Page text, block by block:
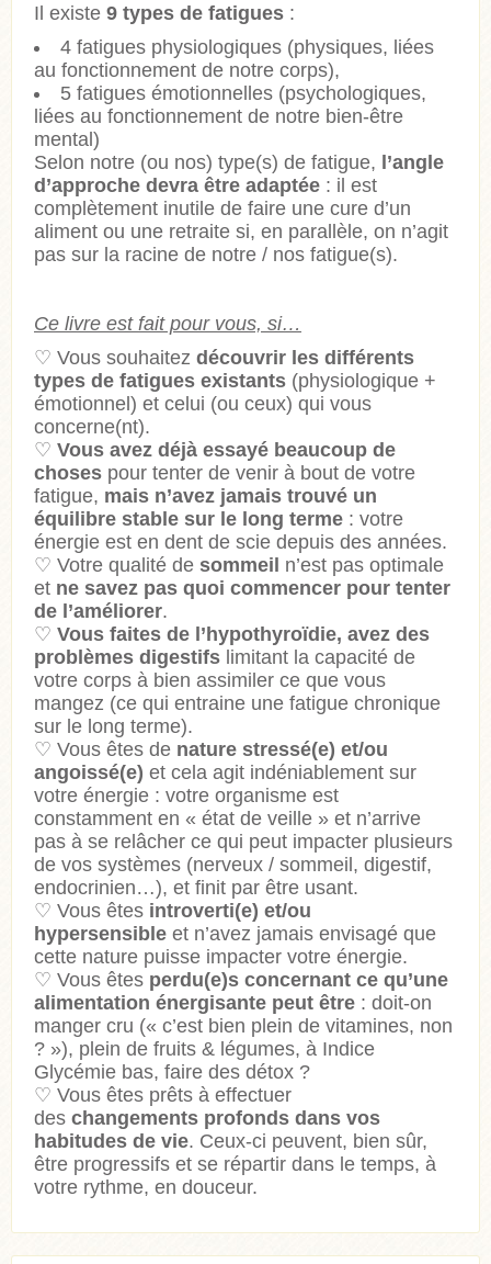
Il existe 9 types de fatigues :
4 fatigues physiologiques (physiques, liées
au fonctionnement de notre corps),
5 fatigues émotionnelles (psychologiques,
liées au fonctionnement de notre bien-être
mental)
Selon notre (ou nos) type(s) de fatigue, l’angle
d’approche devra être adaptée : il est
complètement inutile de faire une cure d’un
aliment ou une retraite si, en parallèle, on n’agit
pas sur la racine de notre / nos fatigue(s).
Ce livre est fait pour vous, si…
♡ Vous souhaitez découvrir les différents
types de fatigues existants (physiologique +
émotionnel) et celui (ou ceux) qui vous
concerne(nt).
♡ Vous avez déjà essayé beaucoup de
choses pour tenter de venir à bout de votre
fatigue, mais n’avez jamais trouvé un
équilibre stable sur le long terme : votre
énergie est en dent de scie depuis des années.
♡ Votre qualité de sommeil n’est pas optimale
et ne savez pas quoi commencer pour tenter
de l’améliorer.
♡ Vous faites de l’hypothyroïdie, avez des
problèmes digestifs limitant la capacité de
votre corps à bien assimiler ce que vous
mangez (ce qui entraine une fatigue chronique
sur le long terme).
♡ Vous êtes de nature stressé(e) et/ou
angoissé(e) et cela agit indéniablement sur
votre énergie : votre organisme est
constamment en « état de veille » et n’arrive
pas à se relâcher ce qui peut impacter plusieurs
de vos systèmes (nerveux / sommeil, digestif,
endocrinien…), et finit par être usant.
♡ Vous êtes introverti(e) et/ou
hypersensible et n’avez jamais envisagé que
cette nature puisse impacter votre énergie.
♡ Vous êtes perdu(e)s concernant ce qu’une
alimentation énergisante peut être : doit-on
manger cru (« c’est bien plein de vitamines, non
? »), plein de fruits & légumes, à Indice
Glycémie bas, faire des détox ?
♡ Vous êtes prêts à effectuer
des changements profonds dans vos
habitudes de vie. Ceux-ci peuvent, bien sûr,
être progressifs et se répartir dans le temps, à
votre rythme, en douceur.